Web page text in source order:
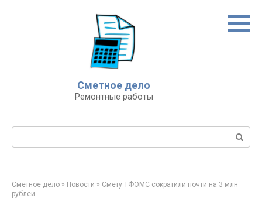
Сметное дело
Ремонтные работы
Поиск:
Сметное дело » Новости » Смету ТФОМС сократили почти на 3 млн
рублей